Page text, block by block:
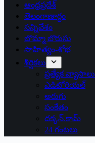
ఆంధ్రప్రదేశ్
తెలంగాణార్థం
సన్నివేశం
బొమ్మా బొరుసు
సాహిత్యం-శోభ
శీర్షికలు
ప్రత్యేక వ్యాసాలు
ఎడిటోరియల్
అరుగు
సంకేతం
దక్కన్.కామ్
24 గంటలు